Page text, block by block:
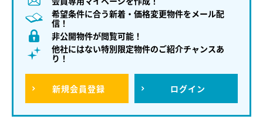
希望条件に合う新着・価格変更物件をメール配
信！
非公開物件が閲覧可能！
他社にはない特別限定物件のご紹介チャンスあ
り！
新規会員登録 ログイン